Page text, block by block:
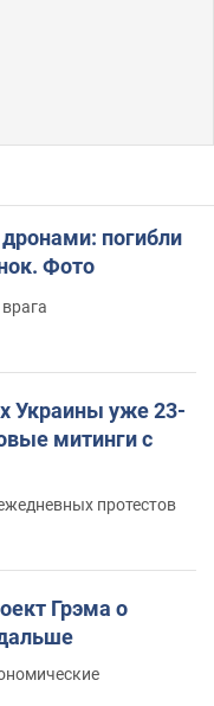
погибли
Фото
Украины уже 23-
митинги с
протестов
Грэма о